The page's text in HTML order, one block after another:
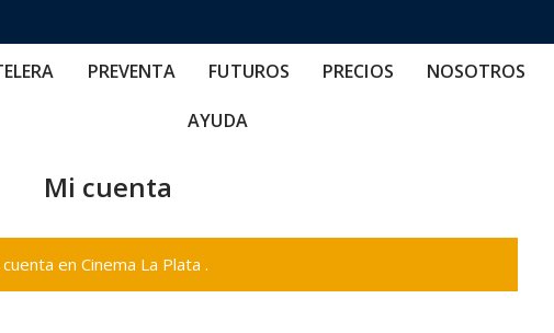
PREVENTA FUTUROS PRECIOS NOSOTROS
AYUDA
Mi cuenta
en Cinema La Plata .